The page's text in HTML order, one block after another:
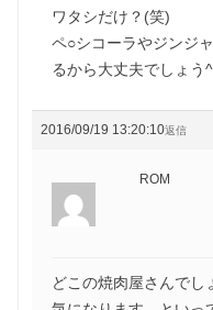
ワタシだけ？(笑)
ペ○シコーラやジンジ
るから大丈夫でしょう
2016/09/19 13:20:10返信
ROM
どこの焼肉屋さんでし